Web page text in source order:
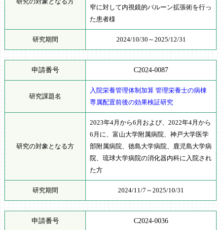
窄に対して内視鏡的バルーン拡張術を行っ
た患者様
研究期間 2024/10/30～2025/12/31
申請番号 C2024-0087
研究課題名
入院栄養管理体制加算 管理栄養士の病棟
専属配置前後の効果検証研究
研究の対象となる方
2023年4月から6月および、2022年4月から
6月に、富山大学附属病院、神戸大学医学
部附属病院、徳島大学病院、鹿児島大学病
院、琉球大学病院の消化器内科に入院され
た方
研究期間 2024/11/7～2025/10/31
申請番号 C2024-0036